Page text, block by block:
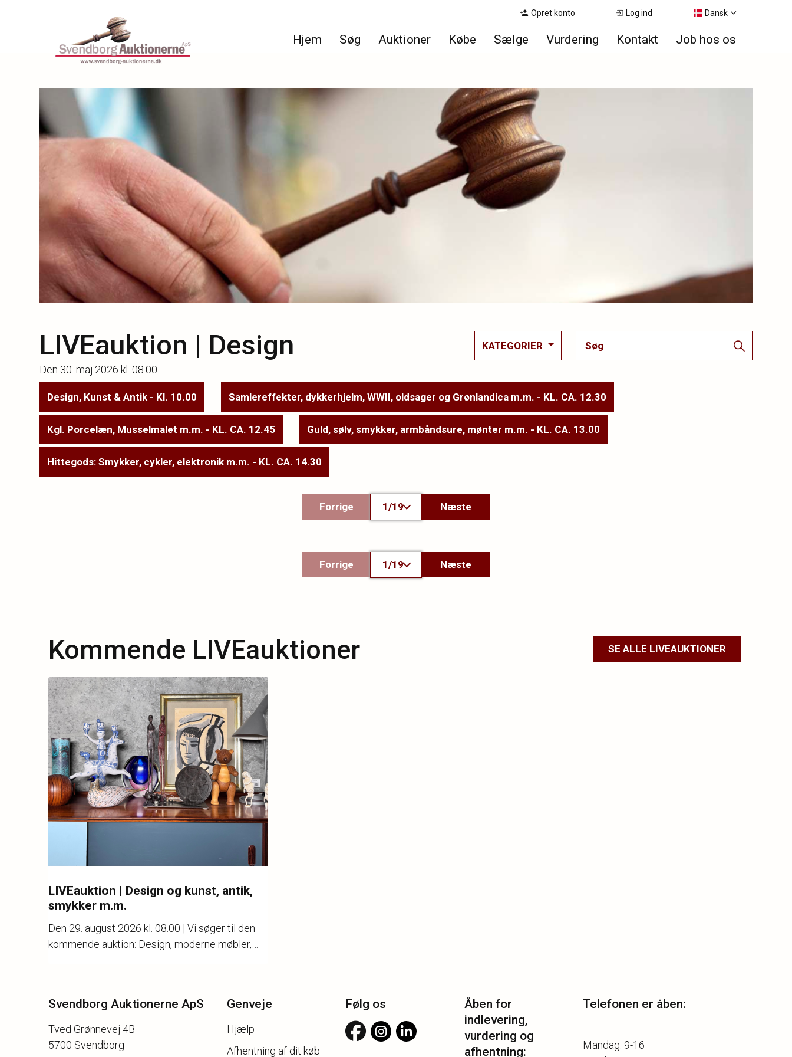
Hjem Søg Auktioner Købe Sælge Vurdering Kontakt Job hos os
Opret konto Log ind Dansk
LIVEauktion | Design
Den 30. maj 2026 kl. 08.00
KATEGORIER
Design, Kunst & Antik - Kl. 10.00 Samlereffekter, dykkerhjelm, WWII, oldsager og Grønlandica m.m. - KL. CA. 12.30
Kgl. Porcelæn, Musselmalet m.m. - KL. CA. 12.45 Guld, sølv, smykker, armbåndsure, mønter m.m. - KL. CA. 13.00
Hittegods: Smykker, cykler, elektronik m.m. - KL. CA. 14.30
Forrige 1/19 Næste
Forrige 1/19 Næste
Kommende LIVEauktioner SE ALLE LIVEAUKTIONER
LIVEauktion | Design og kunst, antik,
smykker m.m.
Den 29. august 2026 kl. 08.00 | Vi søger til den
kommende auktion: Design, moderne møbler,
ure.
Svendborg Auktionerne ApS
Tved Grønnevej 4B
5700 Svendborg
Genveje
Hjælp
Afhentning af dit køb
Følg os
Åben for
indlevering,
vurdering og
afhentning:
Telefonen er åben:
Mandag: 9-16